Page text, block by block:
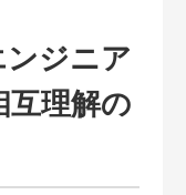
ジニア
互理解の